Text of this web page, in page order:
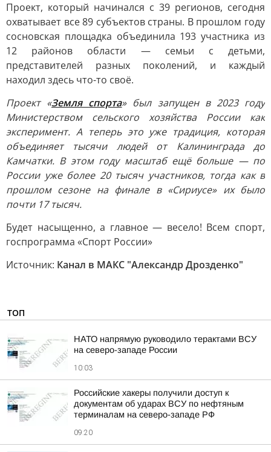
Проект, который начинался с 39 регионов, сегодня
охватывает все 89 субъектов страны. В прошлом году
сосновская площадка объединила 193 участника из
12 районов области — семьи с детьми,
представителей разных поколений, и каждый
находил здесь что-то своё.
Проект «Земля спорта» был запущен в 2023 году
Министерством сельского хозяйства России как
эксперимент. А теперь это уже традиция, которая
объединяет тысячи людей от Калининграда до
Камчатки. В этом году масштаб ещё больше — по
России уже более 20 тысяч участников, тогда как в
прошлом сезоне на финале в «Сириусе» их было
почти 17 тысяч.
Будет насыщенно, а главное — весело! Всем спорт,
госпрограмма «Спорт России»
Источник: Канал в МАКС "Александр Дрозденко"
ТОП
НАТО напрямую руководило терактами ВСУ
на северо-западе России
10:03
Российские хакеры получили доступ к
документам об ударах ВСУ по нефтяным
терминалам на северо-западе РФ
09:20